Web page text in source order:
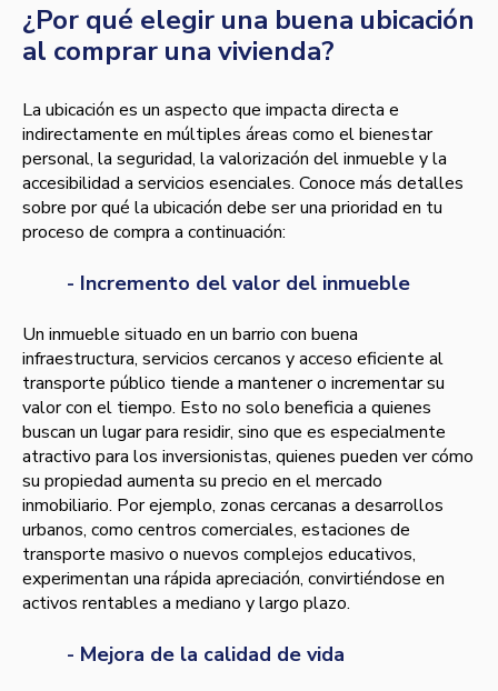
¿Por qué elegir una buena ubicación
al comprar una vivienda?
La ubicación es un aspecto que impacta directa e
indirectamente en múltiples áreas como el bienestar
personal, la seguridad, la valorización del inmueble y la
accesibilidad a servicios esenciales. Conoce más detalles
sobre por qué la ubicación debe ser una prioridad en tu
proceso de compra a continuación:
- Incremento del valor del inmueble
Un inmueble situado en un barrio con buena
infraestructura, servicios cercanos y acceso eficiente al
transporte público tiende a mantener o incrementar su
valor con el tiempo. Esto no solo beneficia a quienes
buscan un lugar para residir, sino que es especialmente
atractivo para los inversionistas, quienes pueden ver cómo
su propiedad aumenta su precio en el mercado
inmobiliario. Por ejemplo, zonas cercanas a desarrollos
urbanos, como centros comerciales, estaciones de
transporte masivo o nuevos complejos educativos,
experimentan una rápida apreciación, convirtiéndose en
activos rentables a mediano y largo plazo.
- Mejora de la calidad de vida